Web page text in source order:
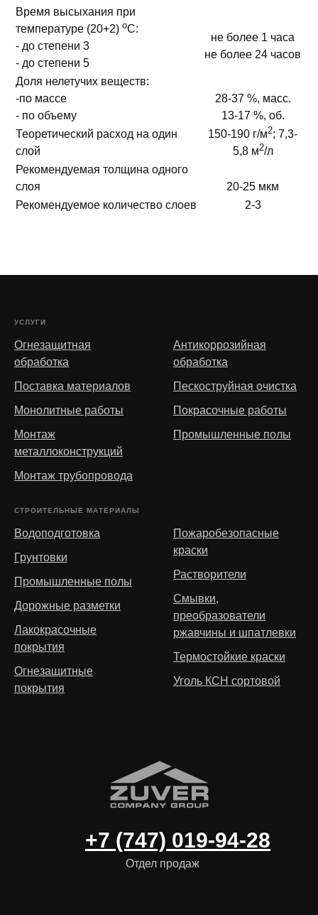
Время высыхания при
температуре (20+2) оС:
- до степени 3
- до степени 5
не более 1 часа
не более 24 часов
Доля нелетучих веществ:
-по массе
- по объему
28-37 %, масс.
13-17 %, об.
Теоретический расход на один
слой
150-190 г/м2; 7,3-
5,8 м2/л
Рекомендуемая толщина одного
слоя
20-25 мкм
Рекомендуемое количество слоев
2-3
УСЛУГИ
Огнезащитная
обработка
Поставка материалов
Монолитные работы
Монтаж
металлоконструкций
Монтаж трубопровода
Антикоррозийная
обработка
Пескоструйная очистка
Покрасочные работы
Промышленные полы
СТРОИТЕЛЬНЫЕ МАТЕРИАЛЫ
Водоподготовка
Грунтовки
Промышленные полы
Дорожные разметки
Лакокрасочные
покрытия
Огнезащитные
покрытия
Пожаробезопасные
краски
Растворители
Смывки,
преобразователи
ржавчины и шпатлевки
Термостойкие краски
Уголь КСН сортовой
+7 (747) 019-94-28
Отдел продаж